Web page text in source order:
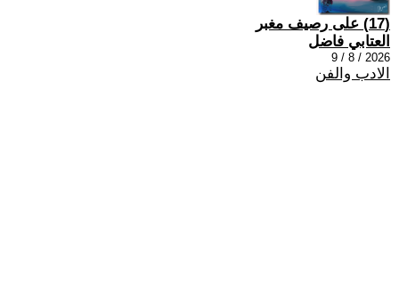
(17) على رصيف مغبر
العتابي فاضل
2026 / 8 / 9
الادب والفن